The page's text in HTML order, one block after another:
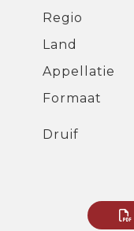
Regio
Land
Appellatie
Formaat
Druif